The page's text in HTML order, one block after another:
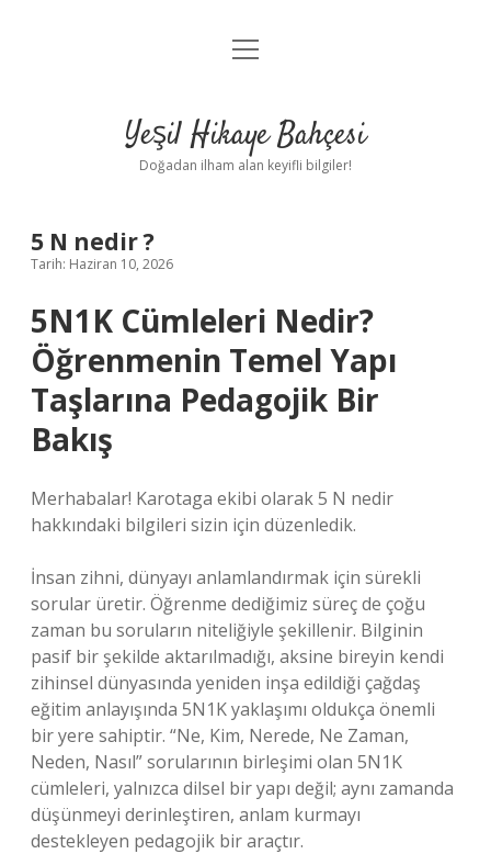
Anasayfa
Yasal Uyarı
menüyü
Yeşil Hikaye Bahçesi
Doğadan ilham alan keyifli bilgiler!
5 N nedir ?
Tarih: Haziran 10, 2026
5N1K Cümleleri Nedir?
Öğrenmenin Temel Yapı
Taşlarına Pedagojik Bir
Bakış
Merhabalar! Karotaga ekibi olarak 5 N nedir
hakkındaki bilgileri sizin için düzenledik.
İnsan zihni, dünyayı anlamlandırmak için sürekli
sorular üretir. Öğrenme dediğimiz süreç de çoğu
zaman bu soruların niteliğiyle şekillenir. Bilginin
pasif bir şekilde aktarılmadığı, aksine bireyin kendi
zihinsel dünyasında yeniden inşa edildiği çağdaş
eğitim anlayışında 5N1K yaklaşımı oldukça önemli
bir yere sahiptir. “Ne, Kim, Nerede, Ne Zaman,
Neden, Nasıl” sorularının birleşimi olan 5N1K
cümleleri, yalnızca dilsel bir yapı değil; aynı zamanda
düşünmeyi derinleştiren, anlam kurmayı
destekleyen pedagojik bir araçtır.